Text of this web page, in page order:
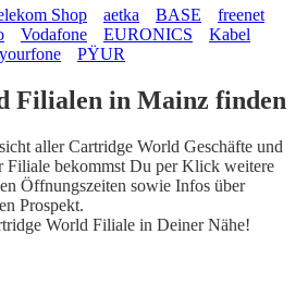
Shop aetka BASE
freenet
Vodafone EURONICS
Kabel
yourfone PŸUR
Filialen in Mainz finden
aller Cartridge World Geschäfte und
Filiale bekommst Du per Klick weitere
Öffnungszeiten sowie Infos über
Prospekt.
World Filiale in Deiner Nähe!